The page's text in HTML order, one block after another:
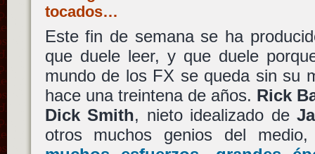
tocados…
Este fin de semana se ha
que duele leer, y que duele
mundo de los FX se queda sin su
hace una treintena de años. Rick
Dick Smith, nieto idealizado de
otros muchos genios del